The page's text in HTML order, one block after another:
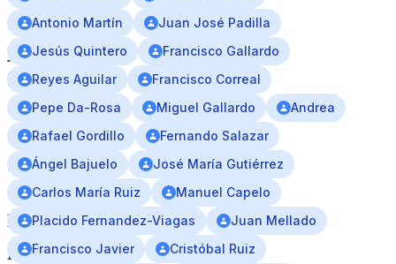
Sevilla
y
Medalla
de
Sevilla
intervendrá
en
la
presentación
Antonio Martín
Juan José Padilla
Jesús Quintero
Francisco Gallardo
Reyes Aguilar
Francisco Correal
Pepe Da-Rosa
Miguel Gallardo
Andrea
Rafael Gordillo
Fernando Salazar
Ángel Bajuelo
José María Gutiérrez
Carlos María Ruiz
Manuel Capelo
Placido Fernandez-Viagas
Juan Mellado
Francisco Javier
Cristóbal Ruiz